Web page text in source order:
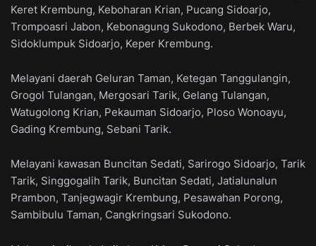
Keret Krembung, Keboharan Krian, Pucang Sidoarjo,
Trompoasri Jabon, Kebonagung Sukodono, Berbek Waru,
Sidoklumpuk Sidoarjo, Keper Krembung.
Melayani daerah Geluran Taman, Ketegan Tanggulangin,
Grogol Tulangan, Mergosari Tarik, Gelang Tulangan,
Watugolong Krian, Pekauman Sidoarjo, Ploso Wonoayu,
Gading Krembung, Sebani Tarik.
Melayani kawasan Buncitan Sedati, Sarirogo Sidoarjo, Tarik
Tarik, Singgogalih Tarik, Buncitan Sedati, Jatialunalun
Prambon, Tanjegwagir Krembung, Pesawahan Porong,
Sambibulu Taman, Cangkringsari Sukodono.